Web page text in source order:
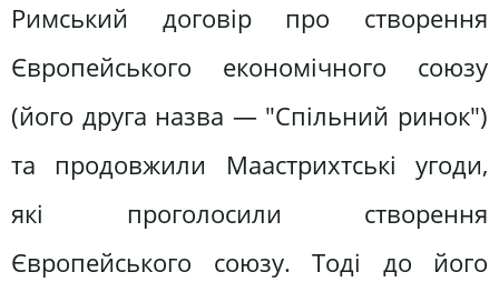
Римський договір про створення
Європейського економічного союзу
(його друга назва — "Спільний ринок")
та продовжили Маастрихтські угоди,
які проголосили створення
Європейського союзу. Тоді до його